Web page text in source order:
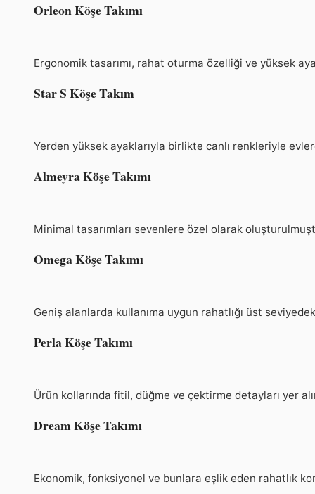
Orleon Köşe Takımı
Ergonomik tasarımı, rahat oturma özelliği ve yüksek
Star S Köşe Takım
Yerden yüksek ayaklarıyla birlikte canlı renkleriyle
Almeyra Köşe Takımı
Minimal tasarımları sevenlere özel olarak
Omega Köşe Takımı
Geniş alanlarda kullanıma uygun rahatlığı üst
Perla Köşe Takımı
Ürün kollarında fitil, düğme ve çektirme detayları yer
Dream Köşe Takımı
Ekonomik, fonksiyonel ve bunlara eşlik eden rahatlık